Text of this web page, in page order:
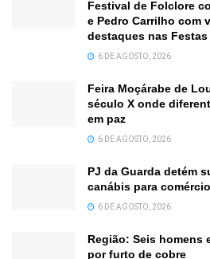
Festival de Folclore
e Pedro Carrilho com
destaques nas Festas
6 DE AGOSTO, 2026
Feira Moçárabe de
século X onde
em paz
6 DE AGOSTO, 2026
PJ da Guarda detém
canábis para comércio
6 DE AGOSTO, 2026
Região: Seis homens
por furto de cobre